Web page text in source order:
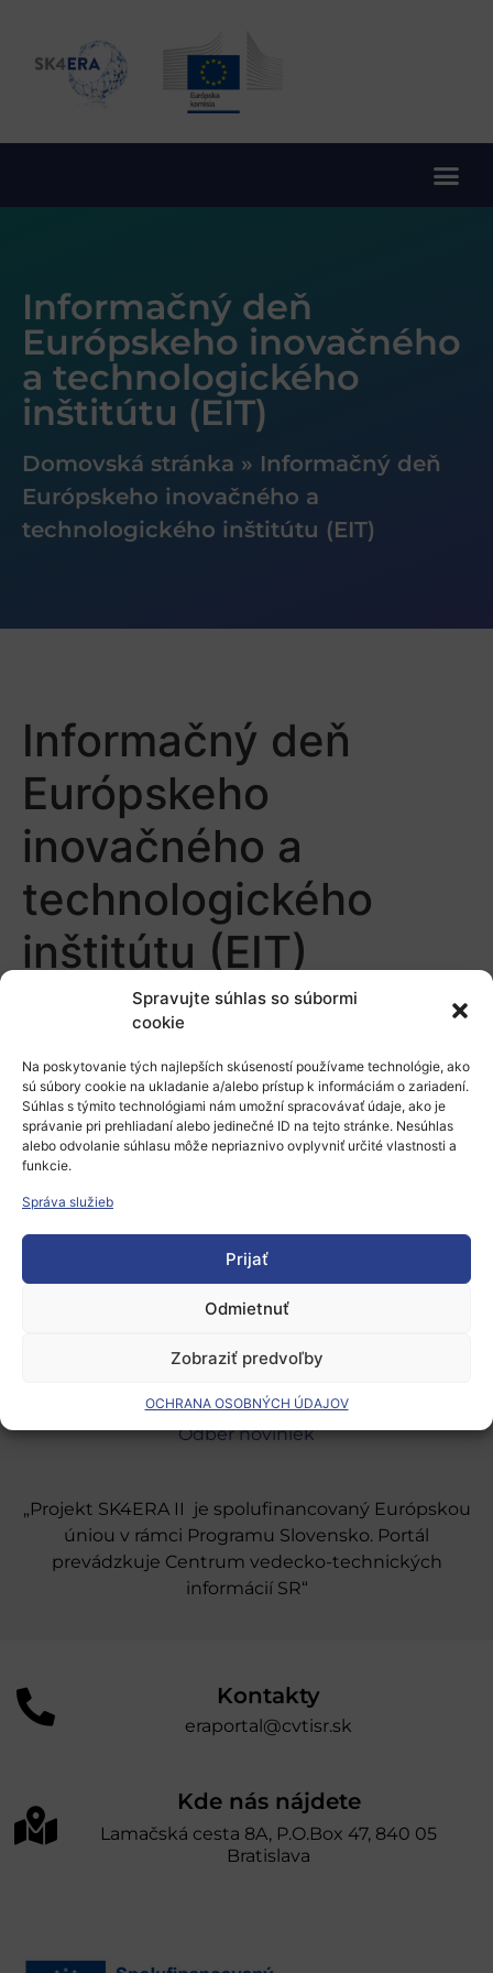
Spravujte súhlas so súbormi
cookie
Na poskytovanie tých najlepších skúseností používame technológie, ako
sú súbory cookie na ukladanie a/alebo prístup k informáciám o zariadení.
Súhlas s týmito technológiami nám umožní spracovávať údaje, ako je
správanie pri prehliadaní alebo jedinečné ID na tejto stránke. Nesúhlas
alebo odvolanie súhlasu môže nepriaznivo ovplyvniť určité vlastnosti a
funkcie.
Správa služieb
Prijať
Odmietnuť
Zobraziť predvoľby
OCHRANA OSOBNÝCH ÚDAJOV
Informačný deň
Európskeho inovačného
a technologického
inštitútu (EIT)
Domovská stránka » Informačný deň
Európskeho inovačného a
technologického inštitútu (EIT)
Informačný deň
Európskeho
inovačného a
technologického
inštitútu (EIT)
Pridaj komentár
Prepáčte, ale pred zanechaním komentára sa musíte
prihlásiť.
Európsky výskumný priestor
Oblasti našej podpory
Podporné schémy a služby
Grantové programy pre výskum
Odber noviniek
„Projekt SK4ERA II je spolufinancovaný Európskou
úniou v rámci Programu Slovensko. Portál
prevádzkuje Centrum vedecko-technických
informácií SR“
Kontakty
eraportal@cvtisr.sk
Kde nás nájdete
Lamačská cesta 8A, P.O.Box 47, 840 05
Bratislava